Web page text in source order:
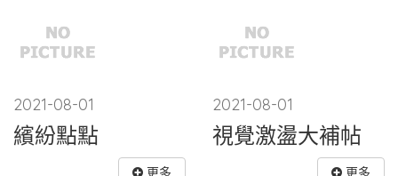
2021-08-01
繽紛點點
更多
2021-08-01
視覺激盪大補帖
更多